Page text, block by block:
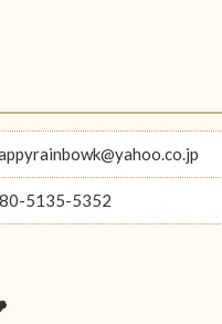
5135-5352